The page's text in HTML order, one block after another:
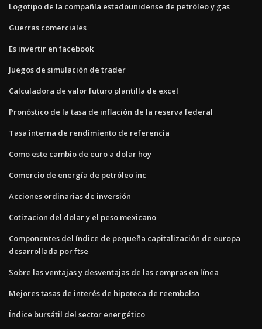
Logotipo de la compañía estadounidense de petróleo y gas
Guerras comerciales
Es invertir en facebook
Juegos de simulación de trader
Calculadora de valor futuro plantilla de excel
Pronóstico de la tasa de inflación de la reserva federal
Tasa interna de rendimiento de referencia
Como este cambio de euro a dolar hoy
Comercio de energía de petróleo inc
Acciones ordinarias de inversión
Cotizacion del dolar y el peso mexicano
Componentes del índice de pequeña capitalización de europa
desarrollada por ftse
Sobre las ventajas y desventajas de las compras en línea
Mejores tasas de interés de hipoteca de reembolso
Índice bursátil del sector energético